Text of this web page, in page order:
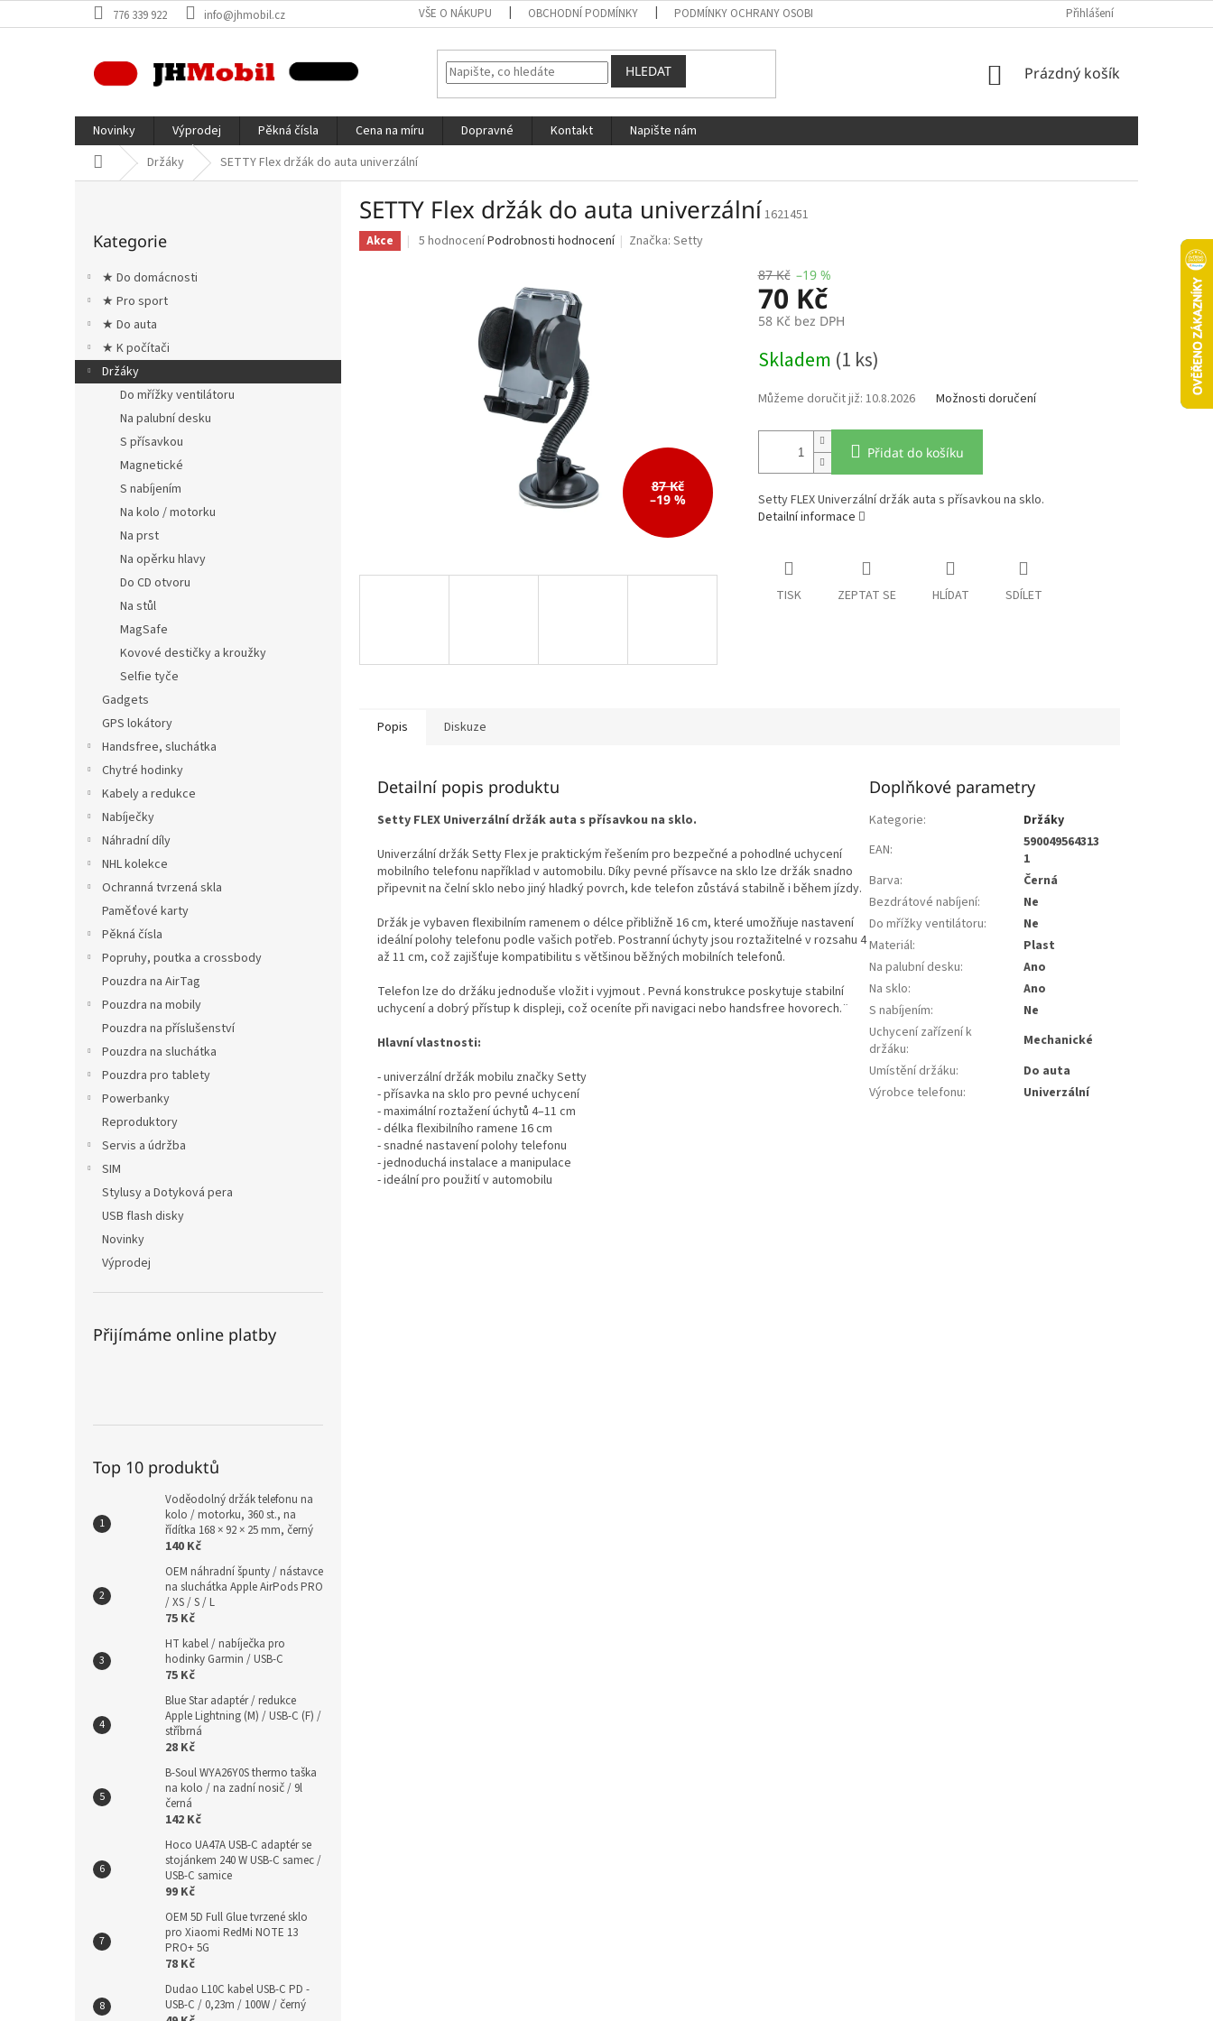
na
776 339 922 info@jhmobil.cz VŠE O NÁKUPU OBCHODNÍ PODMÍNKY PODMÍNKY OCHRANY OSOBNÍCH ÚDAJŮ Přihlášení
HLEDAT
NÁKUPNÍ
Prázdný košík
Novinky Výprodej Pěkná čísla Cena na míru Dopravné Kontakt
Napište nám
Domů Držáky SETTY Flex držák do auta univerzální
a
kategorie
Kategorie
★ Do domácnosti
★ Pro sport
★ Do auta
★ K počítači
Držáky
Do mřížky ventilátoru
Na palubní desku
S přísavkou
Magnetické
S nabíjením
Na kolo / motorku
Na prst
Na opěrku hlavy
Do CD otvoru
Na stůl
MagSafe
Kovové destičky a kroužky
Selfie tyče
Gadgets
GPS lokátory
Handsfree, sluchátka
Chytré hodinky
Kabely a redukce
Nabíječky
Náhradní díly
NHL kolekce
Ochranná tvrzená skla
Paměťové karty
Pěkná čísla
Popruhy, poutka a crossbody
Pouzdra na AirTag
Pouzdra na mobily
Pouzdra na příslušenství
Pouzdra na sluchátka
Pouzdra pro tablety
Powerbanky
Reproduktory
Servis a údržba
SIM
Stylusy a Dotyková pera
USB flash disky
Novinky
Výprodej
Přijímáme online platby
Top 10 produktů
Voděodolný držák telefonu na
kolo / motorku, 360 st., na
řídítka 168 × 92 × 25 mm, černý
140 Kč
OEM náhradní špunty / nástavce
na sluchátka Apple AirPods PRO
/ XS / S / L
75 Kč
HT kabel / nabíječka pro
hodinky Garmin / USB-C
75 Kč
Blue Star adaptér / redukce
Apple Lightning (M) / USB-C (F) /
stříbrná
28 Kč
B-Soul WYA26Y0S thermo taška
na kolo / na zadní nosič / 9l
černá
142 Kč
Hoco UA47A USB-C adaptér se
stojánkem 240 W USB-C samec /
USB-C samice
99 Kč
OEM 5D Full Glue tvrzené sklo
pro Xiaomi RedMi NOTE 13
PRO+ 5G
78 Kč
Dudao L10C kabel USB-C PD -
USB-C / 0,23m / 100W / černý
SETTY Flex držák do auta univerzální1621451
Akce
Průměrné
5 hodnoceníPodrobnosti hodnocení Značka:Setty
87 Kč
–19 %
87 Kč –19 %
70 Kč
58 Kč bez DPH
cena:
Skladem (1 ks)
10.8.2026 Možnosti doručení
Přidat do košíku
Setty FLEX Univerzální držák auta s přísavkou na sklo.
Detailní informace
TISK ZEPTAT SE HLÍDAT SDÍLET
Popis Diskuze
Detailní popis produktu
Setty FLEX Univerzální držák auta s přísavkou na sklo.
Univerzální držák Setty Flex je praktickým řešením pro bezpečné a pohodlné uchycení
mobilního telefonu například v automobilu. Díky pevné přísavce na sklo lze držák snadno
připevnit na čelní sklo nebo jiný hladký povrch, kde telefon zůstává stabilně i během jízdy.
Držák je vybaven flexibilním ramenem o délce přibližně 16 cm, které umožňuje nastavení
ideální polohy telefonu podle vašich potřeb. Postranní úchyty jsou roztažitelné v rozsahu 4
až 11 cm, což zajišťuje kompatibilitu s většinou běžných mobilních telefonů.
Telefon lze do držáku jednoduše vložit i vyjmout . Pevná konstrukce poskytuje stabilní
uchycení a dobrý přístup k displeji, což oceníte při navigaci nebo handsfree hovorech.¨
Hlavní vlastnosti:
- univerzální držák mobilu značky Setty
- přísavka na sklo pro pevné uchycení
- maximální roztažení úchytů 4–11 cm
- délka flexibilního ramene 16 cm
- snadné nastavení polohy telefonu
- jednoduchá instalace a manipulace
- ideální pro použití v automobilu
Doplňkové parametry
Kategorie:
Držáky
EAN:
590049564313
1
Barva:
Černá
Bezdrátové nabíjení:
Ne
Do mřížky ventilátoru:
Ne
Materiál:
Plast
Na palubní desku:
Ano
Na sklo:
Ano
S nabíjením:
Ne
Uchycení zařízení k
držáku:
Mechanické
Umístění držáku:
Do auta
Výrobce telefonu: Univerzální